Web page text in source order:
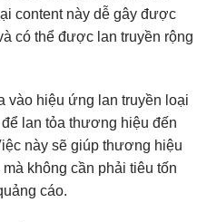
content này dễ gây được
có thể được lan truyền rộng
hiệu ứng lan truyền loại
lan tỏa thương hiệu đến
này sẽ giúp thương hiệu
không cần phải tiêu tốn
cáo.